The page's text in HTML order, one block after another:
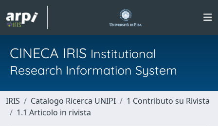
CINECA IRIS Institutional
Research Information System
IRIS Catalogo Ricerca UNIPI
1 Contributo su Rivista
1.1 Articolo in rivista